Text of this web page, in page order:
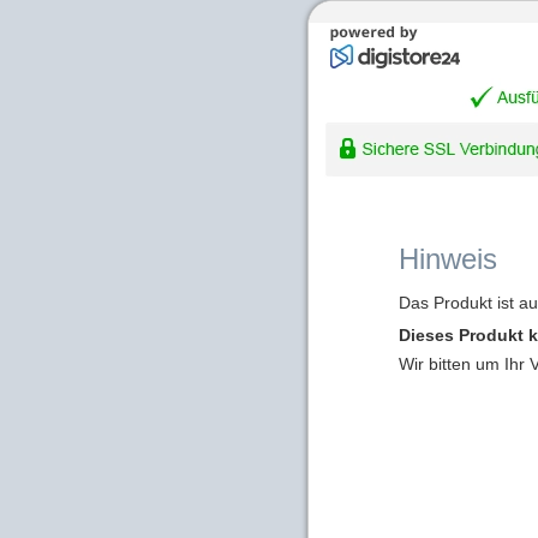
Hinweis
Das Produkt ist
Dieses Produkt
Wir bitten um Ihr